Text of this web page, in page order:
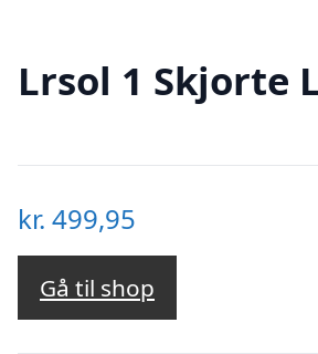
Lrsol 1 Skjorte
kr. 499,95
Gå til shop